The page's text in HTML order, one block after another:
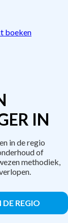
boeken
IN
in de regio
of
methodiek,
REGIO